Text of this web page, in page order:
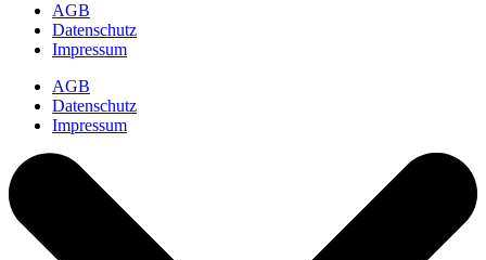
AGB
Datenschutz
Impressum
AGB
Datenschutz
Impressum